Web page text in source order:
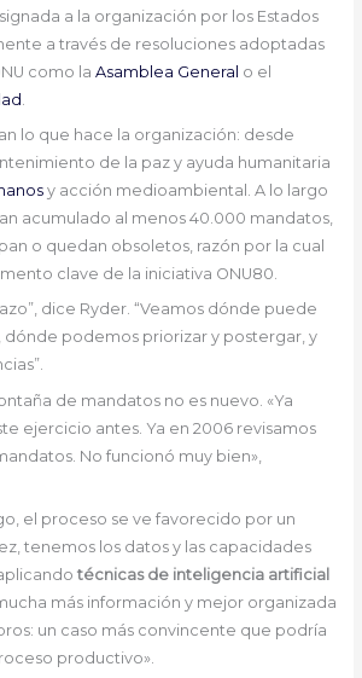
a la organización por los Estados
a través de resoluciones adoptadas
como la Asamblea General o el
lo que hace la organización: desde
de la paz y ayuda humanitaria
y acción medioambiental. A lo largo
acumulado al menos 40.000 mandatos,
o quedan obsoletos, razón por la cual
clave de la iniciativa ONU80.
dice Ryder. “Veamos dónde puede
dónde podemos priorizar y postergar, y
de mandatos no es nuevo. «Ya
ejercicio antes. Ya en 2006 revisamos
No funcionó muy bien»,
el proceso se ve favorecido por un
tenemos los datos y las capacidades
técnicas de inteligencia artificial
más información y mejor organizada
un caso más convincente que podría
productivo».